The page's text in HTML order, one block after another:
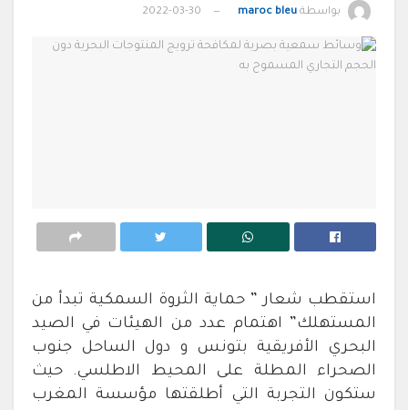
بواسطة maroc bleu
2022-03-30
استقطب شعار ” حماية الثروة السمكية تبدأ من
المستهلك” اهتمام عدد من الهيئات في الصيد
البحري الأفريقية بتونس و دول الساحل جنوب
الصحراء المطلة على المحيط الاطلسي. حيث
ستكون التجربة التي أطلقتها مؤسسة المغرب